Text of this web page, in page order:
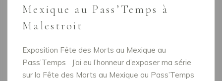
Mexique au Pass’Temps à
Malestroit
Exposition Fête des Morts au Mexique au
Pass’Temps J’ai eu l’honneur d’exposer ma série
sur la Fête des Morts au Mexique au Pass’Temps